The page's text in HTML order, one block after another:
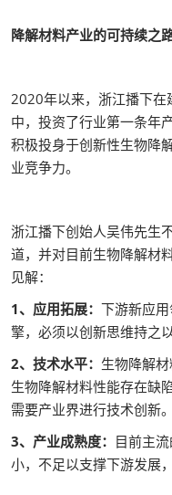
降解材料产业的可持续之
2020年以来，浙江播下在
中，投资了行业第一条年
积极投身于创新性生物降
业竞争力。
浙江播下创始人吴伟先生
道，并对目前生物降解材
见解：
1、应用拓展： 下游新应
擎，必须以创新思维持之
2、技术水平： 生物降解
生物降解材料性能存在缺
需要产业界进行技术创新。
3、产业成熟度： 目前主
小，不足以支撑下游发展